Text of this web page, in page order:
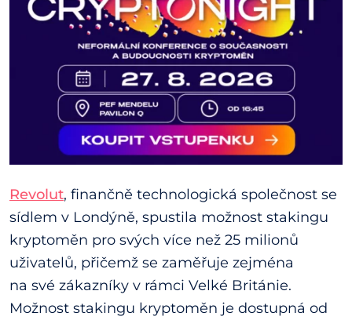
Revolut, finančně technologická společnost se
sídlem v Londýně, spustila možnost stakingu
kryptoměn pro svých více než 25 milionů
uživatelů, přičemž se zaměřuje zejména
na své zákazníky v rámci Velké Británie.
Možnost stakingu kryptoměn je dostupná od